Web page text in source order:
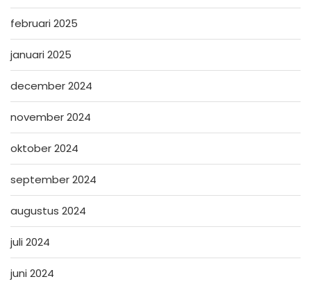
februari 2025
januari 2025
december 2024
november 2024
oktober 2024
september 2024
augustus 2024
juli 2024
juni 2024